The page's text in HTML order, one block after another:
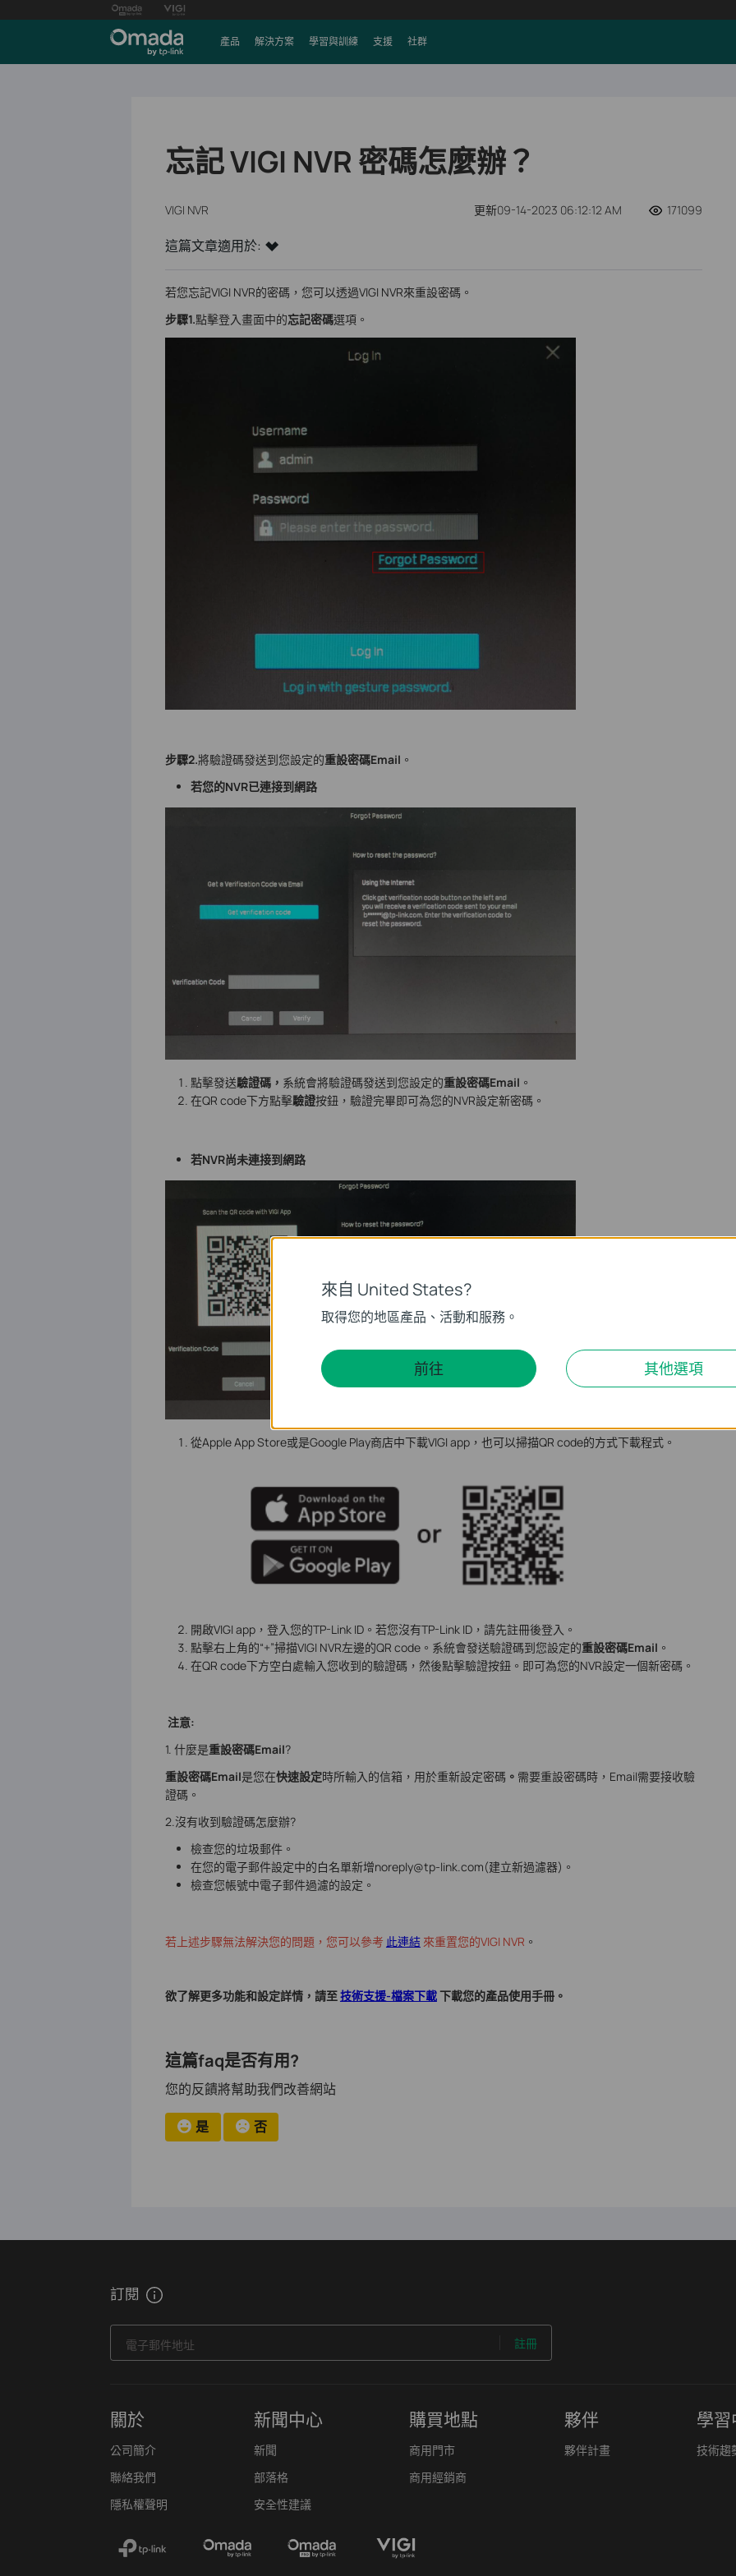
產品 解決方案 學習與訓練 支援 社群
忘記 VIGI NVR 密碼怎麼辦？
VIGI NVR 更新09-14-2023 06:12:12 AM 171099
這篇文章適用於:
若您忘記VIGI NVR的密碼，您可以透過VIGI NVR來重設密碼。
步驟1.點擊登入畫面中的忘記密碼選項。
步驟2.將驗證碼發送到您設定的重設密碼Email 。
若您的NVR已連接到網路
點擊發送驗證碼， 系統會將驗證碼發送到您設定的重設密碼Email 。
在QR code下方點擊驗證按鈕，驗證完畢即可為您的NVR設定新密碼。
若NVR尚未連接到網路
從Apple App Store或是Google Play商店中下載VIGI app，也可以掃描QR code的方式下載程式。
開啟VIGI app，登入您的TP-Link ID。若您沒有TP-Link ID，請先註冊後登入。
點擊右上角的“+”掃描VIGI NVR左邊的QR code。系統會發送驗證碼到您設定的重設密碼Email 。
在QR code下方空白處輸入您收到的驗證碼，然後點擊驗證按鈕。即可為您的NVR設定一個新密碼。
注意:
1. 什麼是重設密碼Email?
重設密碼Email是您在快速設定時所輸入的信箱，用於重新設定密碼。 需要重設密碼時，Email需要接收驗
證碼。
2.沒有收到驗證碼怎麼辦?
檢查您的垃圾郵件。
在您的電子郵件設定中的白名單新增noreply@tp-link.com(建立新過濾器)。
檢查您帳號中電子郵件過濾的設定。
若上述步驟無法解決您的問題，您可以參考 此連結 來重置您的VIGI NVR 。
欲了解更多功能和設定詳情，請至技術支援-檔案下載下載您的產品使用手冊。
這篇faq是否有用?
您的反饋將幫助我們改善網站
是 否
訂閱
電子郵件地址 註冊
關於
公司簡介
聯絡我們
隱私權聲明
新聞中心
新聞
部落格
安全性建議
購買地點
商用門市
商用經銷商
夥伴
夥伴計畫
學習
技術趨
來自 United States?
取得您的地區產品、活動和服務。
前往 其他選項